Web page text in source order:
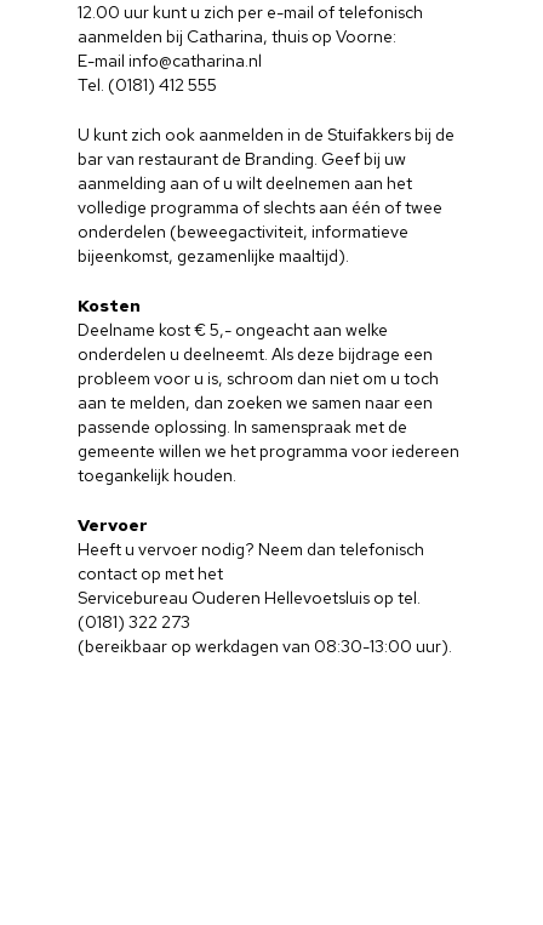
12.00 uur kunt u zich per e-mail of telefonisch
aanmelden bij Catharina, thuis op Voorne:
E-mail info@catharina.nl
Tel. (0181) 412 555
U kunt zich ook aanmelden in de Stuifakkers bij de
bar van restaurant de Branding. Geef bij uw
aanmelding aan of u wilt deelnemen aan het
volledige programma of slechts aan één of twee
onderdelen (beweegactiviteit, informatieve
bijeenkomst, gezamenlijke maaltijd).
Kosten
Deelname kost € 5,- ongeacht aan welke
onderdelen u deelneemt. Als deze bijdrage een
probleem voor u is, schroom dan niet om u toch
aan te melden, dan zoeken we samen naar een
passende oplossing. In samenspraak met de
gemeente willen we het programma voor iedereen
toegankelijk houden.
Vervoer
Heeft u vervoer nodig? Neem dan telefonisch
contact op met het
Servicebureau Ouderen Hellevoetsluis op tel.
(0181) 322 273
(bereikbaar op werkdagen van 08:30-13:00 uur).